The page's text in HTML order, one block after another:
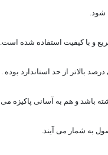
و با کیفیت استفاده شده است.
بالاتر از حد استاندارد بوده .